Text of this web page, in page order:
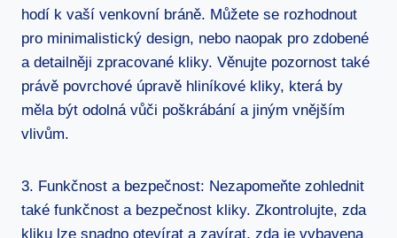
hodí k vaší ‍venkovní⁢ bráně. Můžete se‍ rozhodnout
pro minimalistický design, nebo naopak pro zdobené
a detailněji zpracované kliky. Věnujte pozornost⁤ také
právě povrchové úpravě hliníkové ⁣kliky, která by ​
měla být odolná vůči poškrábání⁢ a jiným vnějším
vlivům.
3. Funkčnost a bezpečnost: Nezapomeňte zohlednit
také funkčnost a⁢ bezpečnost kliky. Zkontrolujte, zda
kliku lze snadno otevírat a zavírat, zda je vybavena